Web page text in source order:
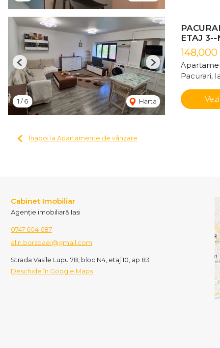
1 /6 Harta
Previous Next
ETAJ
Pacurari,
Înapoi la Apartamente de vânzare
Cabinet Imobiliar
Agenție imobiliară Iasi
0747 604 687
alin.borsoaei@gmail.com
Strada Vasile Lupu 78, bloc N4, etaj 10, ap 83
Deschide în Google Maps